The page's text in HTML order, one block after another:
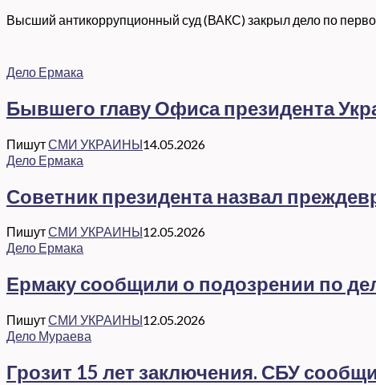
Высший антикоррупционный суд (ВАКС) закрыл дело по
Дело Ермака
Бывшего главу Офиса президента
ПишутСМИ УКРАИНЫ14.05.2026
Дело Ермака
Советник президента назвал
ПишутСМИ УКРАИНЫ12.05.2026
Дело Ермака
Ермаку сообщили о подозрении по
ПишутСМИ УКРАИНЫ12.05.2026
Дело Мураева
Грозит 15 лет заключения. СБУ